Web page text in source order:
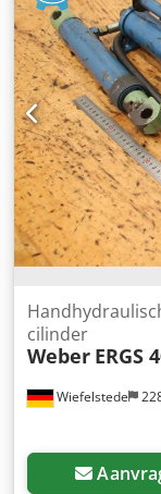
Wiefelstede
cilinder
Weber ERGS